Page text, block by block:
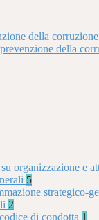
della
della
organizzazione e
5
strategico-
2
di condotta 1